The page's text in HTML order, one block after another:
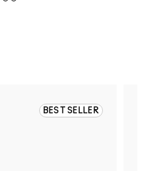
BEST SELLER